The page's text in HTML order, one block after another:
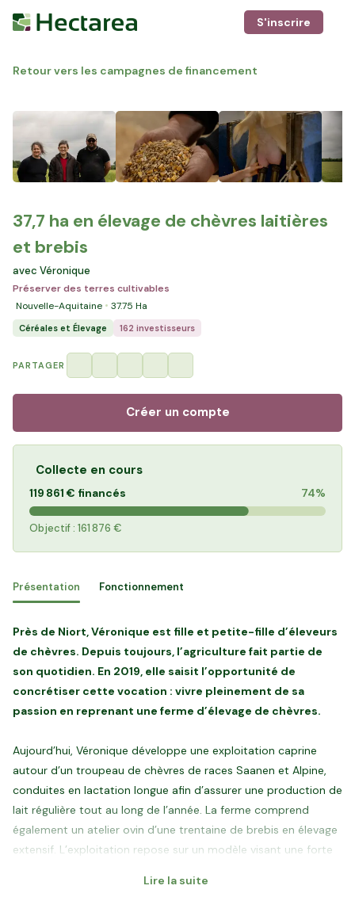
S'inscrire
Retour vers les campagnes de financement
37,7 ha en élevage de chèvres laitières
et brebis
avec Véronique
Préserver des terres cultivables
Nouvelle-Aquitaine
37.75 Ha
Céréales et Élevage 162 investisseurs
PARTAGER
Créer un compte
Collecte en cours
119 861 € financés 74%
Objectif : 161 876 €
Présentation Fonctionnement
Près de Niort, Véronique est fille et petite-fille d’éleveurs
de chèvres. Depuis toujours, l’agriculture fait partie de
son quotidien. En 2019, elle saisit l’opportunité de
concrétiser cette vocation : vivre pleinement de sa
passion en reprenant une ferme d’élevage de chèvres.
Aujourd’hui, Véronique développe une exploitation caprine
autour d’un troupeau de chèvres de races Saanen et Alpine,
conduites en lactation longue afin d’assurer une production de
lait régulière tout au long de l’année. La ferme comprend
également un atelier ovin d’une trentaine de brebis en élevage
extensif. L’exploitation repose sur un modèle visant une forte
achats extérieurs. Maïs grain, orge, triticale, luzerne et
Lire la suite